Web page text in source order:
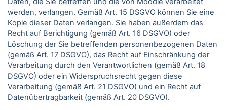
werden, verlangen. Gemäß Art. 15 DSGVO können Sie eine
Kopie dieser Daten verlangen. Sie haben außerdem das
Recht auf Berichtigung (gemäß Art. 16 DSGVO) oder
Löschung der Sie betreffenden personenbezogenen Daten
(gemäß Art. 17 DSGVO), das Recht auf Einschränkung der
Verarbeitung durch den Verantwortlichen (gemäß Art. 18
DSGVO) oder ein Widerspruchsrecht gegen diese
Verarbeitung (gemäß Art. 21 DSGVO) und ein Recht auf
Datenübertragbarkeit (gemäß Art. 20 DSGVO).